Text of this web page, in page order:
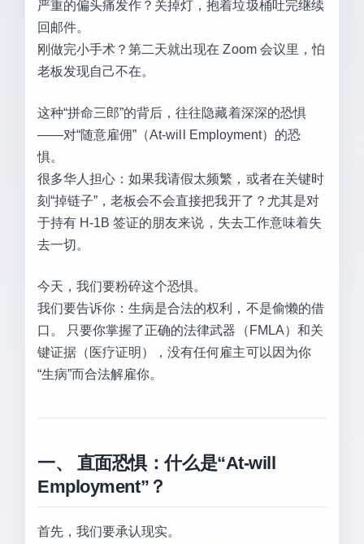
严重的偏头痛发作？关掉灯，抱着垃圾桶吐完继续
回邮件。
刚做完小手术？第二天就出现在 Zoom 会议里，怕
老板发现自己不在。
这种“拼命三郎”的背后，往往隐藏着深深的恐惧
——对“随意雇佣”（At-will Employment）的恐
惧。
很多华人担心：如果我请假太频繁，或者在关键时
刻“掉链子”，老板会不会直接把我开了？尤其是对
于持有 H-1B 签证的朋友来说，失去工作意味着失
去一切。
今天，我们要粉碎这个恐惧。
我们要告诉你：生病是合法的权利，不是偷懒的借
口。 只要你掌握了正确的法律武器（FMLA）和关
键证据（医疗证明），没有任何雇主可以因为你
“生病”而合法解雇你。
一、 直面恐惧：什么是“At-will
Employment”？
首先，我们要承认现实。